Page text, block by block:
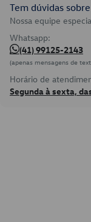
Tem dúvidas
Nossa equipe
Whatsapp:
(41) 99125-2143
(apenas mensagens de
Horário de
Segunda à sexta,